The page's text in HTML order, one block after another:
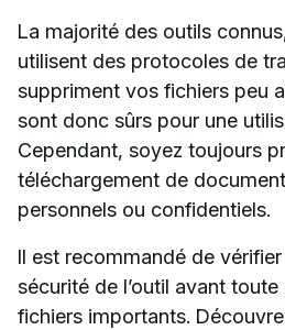
La majorité des outils
utilisent des protocoles de
suppriment vos fichiers peu
sont donc sûrs pour une
Cependant, soyez toujours
téléchargement de
personnels ou confidentiels.
Il est recommandé de
sécurité de l’outil avant
fichiers importants.